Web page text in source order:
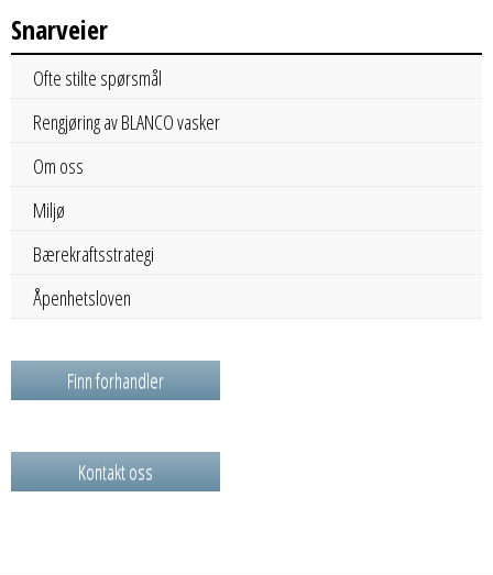
Snarveier
Ofte stilte spørsmål
Rengjøring av BLANCO vasker
Om oss
Miljø
Bærekraftsstrategi
Åpenhetsloven
Finn forhandler
Kontakt oss